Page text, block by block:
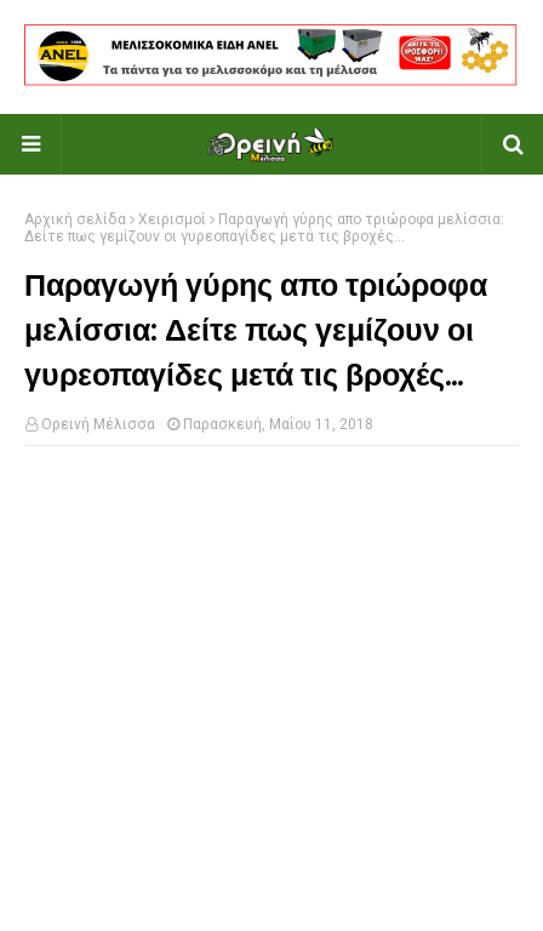
Αρχική σελίδα Χειρισμοί
Παραγωγή γύρης απο τριώροφα μελίσσια:
Δείτε πως γεμίζουν οι γυρεοπαγίδες μετά τις βροχές...
Παραγωγή γύρης απο τριώροφα
μελίσσια: Δείτε πως γεμίζουν οι
γυρεοπαγίδες μετά τις βροχές...
Ορεινή Μέλισσα Παρασκευή, Μαΐου 11, 2018